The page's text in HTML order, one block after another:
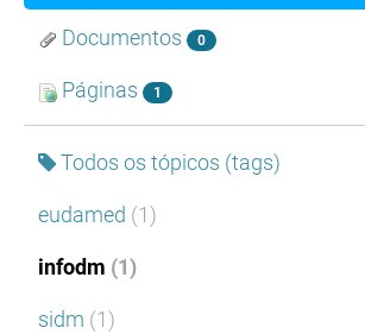
Documentos 0
Páginas 1
Todos os tópicos (tags)
eudamed (1)
infodm (1)
sidm (1)